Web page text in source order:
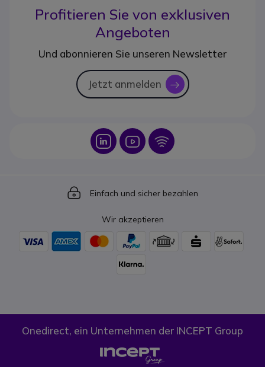
Profitieren Sie von exklusiven
Angeboten
Und abonnieren Sie unseren Newsletter
Jetzt anmelden icon
Icon Icon Icon
Icon
Einfach und sicher bezahlen
Wir akzeptieren
Onedirect, ein Unternehmen der INCEPT Group